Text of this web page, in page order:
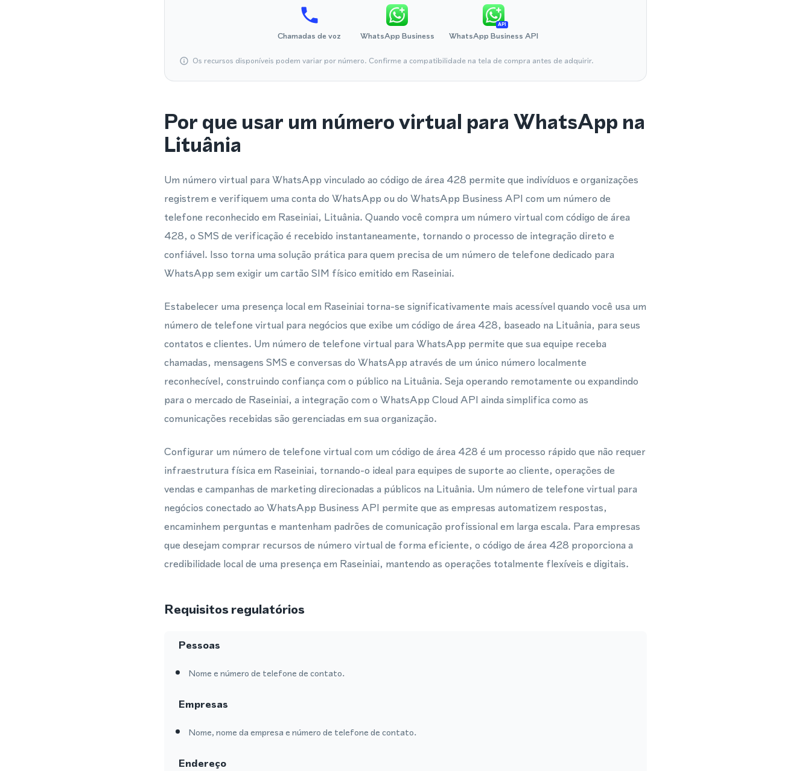
Chamadas de voz WhatsApp Business
API
WhatsApp Business API
Os recursos disponíveis podem variar por número. Confirme a compatibilidade na tela de compra antes de adquirir.
Por que usar um número virtual para WhatsApp na
Lituânia
Um número virtual para WhatsApp vinculado ao código de área 428 permite que indivíduos e organizações
registrem e verifiquem uma conta do WhatsApp ou do WhatsApp Business API com um número de
telefone reconhecido em Raseiniai, Lituânia. Quando você compra um número virtual com código de área
428, o SMS de verificação é recebido instantaneamente, tornando o processo de integração direto e
confiável. Isso torna uma solução prática para quem precisa de um número de telefone dedicado para
WhatsApp sem exigir um cartão SIM físico emitido em Raseiniai.
Estabelecer uma presença local em Raseiniai torna-se significativamente mais acessível quando você usa um
número de telefone virtual para negócios que exibe um código de área 428, baseado na Lituânia, para seus
contatos e clientes. Um número de telefone virtual para WhatsApp permite que sua equipe receba
chamadas, mensagens SMS e conversas do WhatsApp através de um único número localmente
reconhecível, construindo confiança com o público na Lituânia. Seja operando remotamente ou expandindo
para o mercado de Raseiniai, a integração com o WhatsApp Cloud API ainda simplifica como as
comunicações recebidas são gerenciadas em sua organização.
Configurar um número de telefone virtual com um código de área 428 é um processo rápido que não requer
infraestrutura física em Raseiniai, tornando-o ideal para equipes de suporte ao cliente, operações de
vendas e campanhas de marketing direcionadas a públicos na Lituânia. Um número de telefone virtual para
negócios conectado ao WhatsApp Business API permite que as empresas automatizem respostas,
encaminhem perguntas e mantenham padrões de comunicação profissional em larga escala. Para empresas
que desejam comprar recursos de número virtual de forma eficiente, o código de área 428 proporciona a
credibilidade local de uma presença em Raseiniai, mantendo as operações totalmente flexíveis e digitais.
Requisitos regulatórios
Pessoas
Nome e número de telefone de contato.
Empresas
Nome, nome da empresa e número de telefone de contato.
Endereço